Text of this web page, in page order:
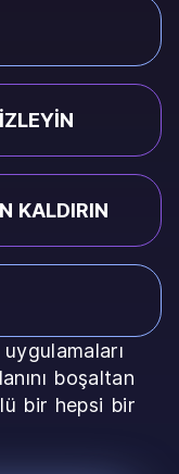
KALDIRIN
boşaltan
bir hepsi bir